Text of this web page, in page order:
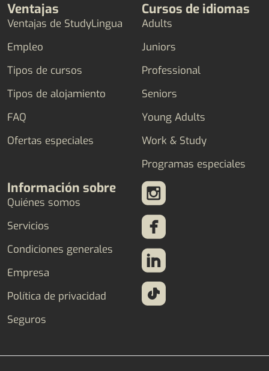
Ventajas
Ventajas de StudyLingua
Empleo
Tipos de cursos
Tipos de alojamiento
FAQ
Ofertas especiales
Cursos de idiomas
Adults
Juniors
Professional
Seniors
Young Adults
Work & Study
Programas especiales
Información sobre
Quiénes somos
Servicios
Condiciones generales
Empresa
Política de privacidad
Seguros